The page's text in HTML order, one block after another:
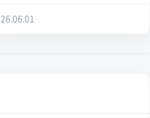
26.06.01